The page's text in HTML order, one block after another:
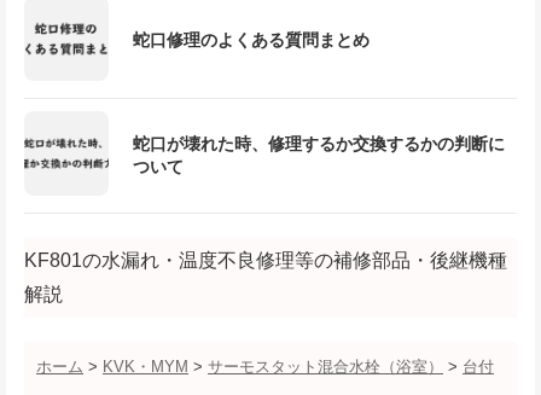
蛇口修理のよくある質問まとめ
蛇口が壊れた時、修理するか交換するかの判断に
ついて
KF801の水漏れ・温度不良修理等の補修部品・後継機種
解説
ホーム > KVK・MYM > サーモスタット混合水栓（浴室） > 台付